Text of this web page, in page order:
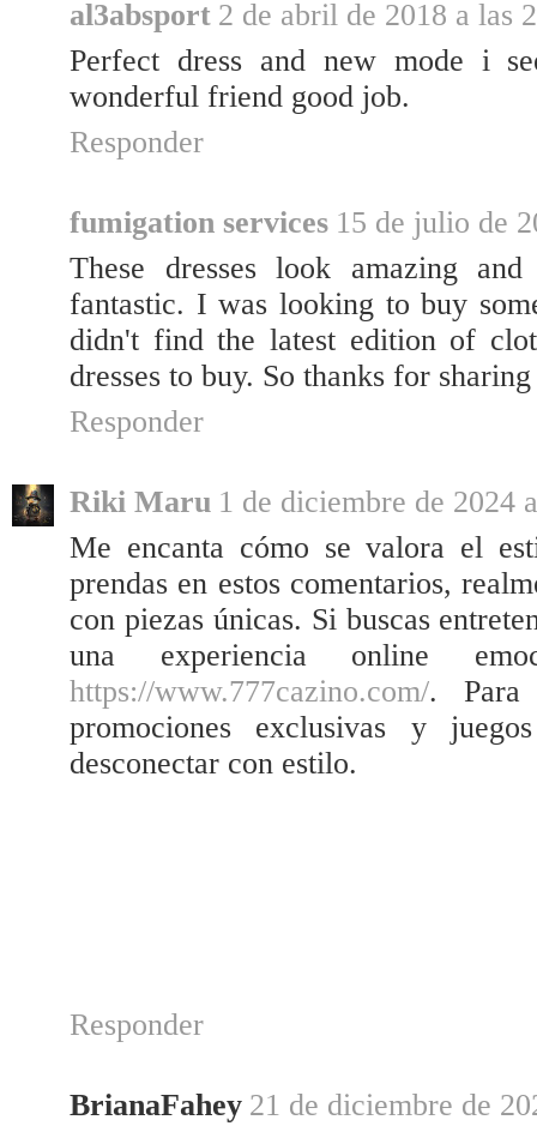
al3absport 2 de abril de 2018 a las
Perfect dress and new mode i
wonderful friend good job.
Responder
fumigation services 15 de julio de
These dresses look amazing
fantastic. I was looking to buy
didn't find the latest edition of
dresses to buy. So thanks for
Responder
Riki Maru 1 de diciembre de 2024
Me encanta cómo se valora el
prendas en estos comentarios,
con piezas únicas. Si buscas
una experiencia online
https://www.777cazino.com/. Para
promociones exclusivas y
desconectar con estilo.
Responder
BrianaFahey 21 de diciembre de